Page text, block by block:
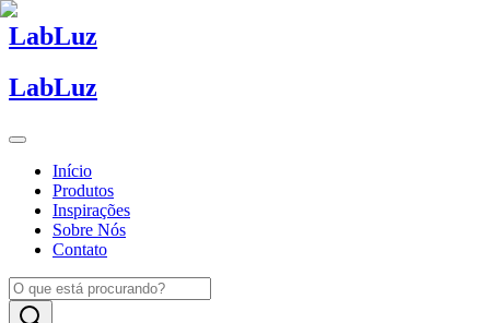
LabLuz
LabLuz
Início
Produtos
Inspirações
Sobre Nós
Contato